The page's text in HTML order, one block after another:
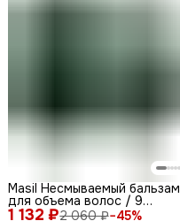
1 132 ₽2 060 ₽−45%
Masil Несмываемый бальзам
для объема волос / 9
Protein Volume Up Silk Balm,